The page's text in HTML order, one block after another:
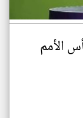
الأمم